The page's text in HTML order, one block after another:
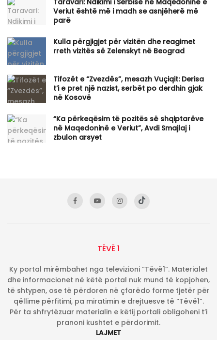
Taravari: Ndikimi i Serbisë në Maqedoninë e
Veriut është më i madh se asnjëherë më
parë
Kulla përgjigjet për vizitën dhe reagimet
rreth vizitës së Zelenskyt në Beograd
Tifozët e “Zvezdës”, mesazh Vuçiqit: Derisa
t’i e pret një nazist, serbët po derdhin gjak
në Kosovë
“Ka përkeqësim të pozitës së shqiptarëve
në Maqedoninë e Veriut”, Avdi Smajlaj i
zbulon arsyet
TËVË 1
Ky portal mirëmbahet nga televizioni “Tëvë1”. Materialet
dhe informacionet në këtë portal nuk mund të kopjohen,
të shtypen, ose të përdoren në çfarëdo forme tjetër për
qëllime përfitimi, pa miratimin e drejtuesve të “Tëvë1”.
Për ta shfrytëzuar materialin e këtij portali obligoheni t’i
pranoni kushtet e përdorimit.
LAJMET